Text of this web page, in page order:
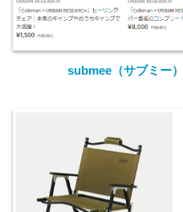
submee（サブミー）